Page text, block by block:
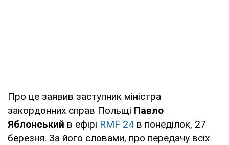
Про це заявив заступник міністра
закордонних справ Польщі Павло
Яблонський в ефірі RMF 24 в понеділок, 27
березня. За його словами, про передачу всіх